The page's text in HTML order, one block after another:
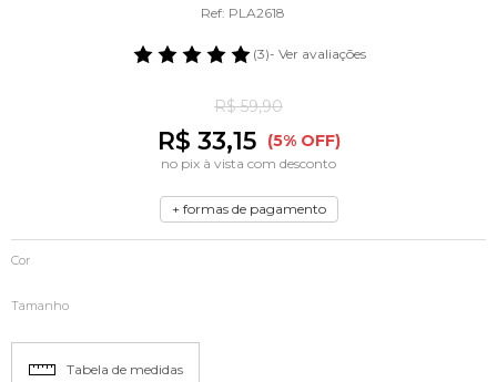
Ref: PLA2618
(3)- Ver avaliações
R$ 59,90
R$ 33,15 (5% OFF)
no pix à vista com desconto
+ formas de pagamento
Cor
Tamanho
Tabela de medidas